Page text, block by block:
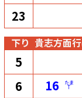
23
下り 貴志方面行
5
6
16 たま
T